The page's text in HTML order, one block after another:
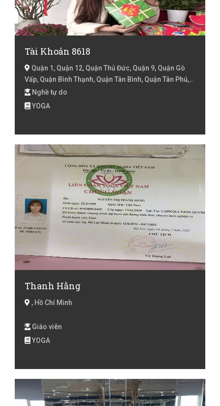
Tài Khoản 8618
Quận 1, Quận 12, Quận Thủ Đức, Quận 9, Quận Gò
Vấp, Quận Bình Thạnh, Quận Tân Bình, Quận Tân Phú,
Quận Phú Nhuận, Quận 2, Quận 3, Quận 10, Hồ Chí
Minh
Nghề tự do
YOGA
Thanh Hằng
, Hồ Chí Minh
Giáo viên
YOGA